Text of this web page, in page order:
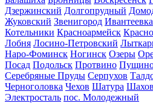
Дзержинский Долгопрудный
Жуковский Звенигород Ивантеевка
Котельники Красноармейск
Лобня Лосино-Петровский
Наро-Фоминск Ногинск Озеры
Посад Подольск Протвино
Серебряные Пруды Серпухов
Черноголовка Чехов Шатура
Электросталь пос. Молодежный